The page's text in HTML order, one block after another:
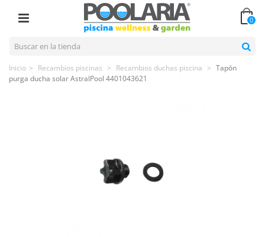
0
Inicio > Recambios piscinas > Recambios duchas piscina > Tapón
purga ducha solar AstralPool 4401043621